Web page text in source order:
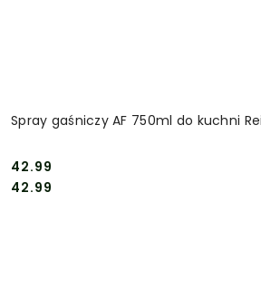
Spray gaśniczy AF 750ml do kuchni
Cena:
42.99
Cena:
42.99